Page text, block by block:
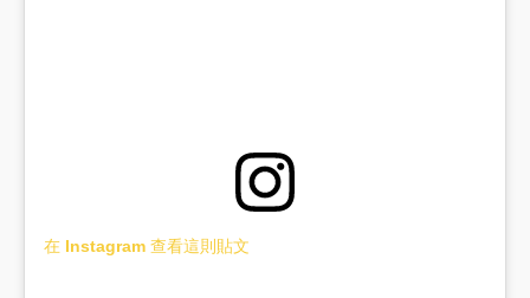
在 Instagram 查看這則貼文